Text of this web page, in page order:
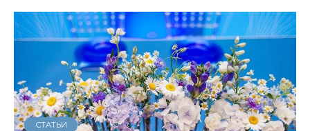
СТАТЬИ